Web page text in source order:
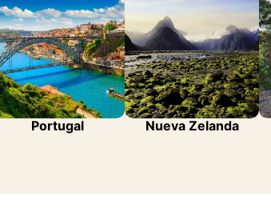
Portugal Nueva Zelanda